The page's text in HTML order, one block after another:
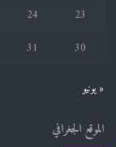
23
24
30
31
« يونيو
الموقع الجغرافي